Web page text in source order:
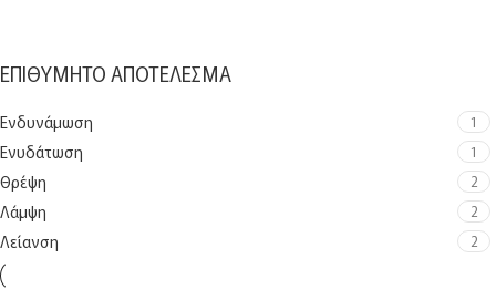
ΕΠΙΘΥΜΗΤΌ ΑΠΟΤΈΛΕΣΜΑ
Ενδυνάμωση 1
Ενυδάτωση 1
Θρέψη 2
Λάμψη 2
Λείανση 2